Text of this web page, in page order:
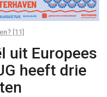
[11]
uit Europees
heeft drie